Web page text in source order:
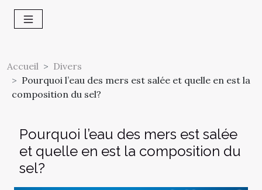
Accueil
Divers
Pourquoi l’eau des mers est salée et quelle en est la
composition du sel?
Pourquoi l’eau des mers est salée
et quelle en est la composition du
sel?